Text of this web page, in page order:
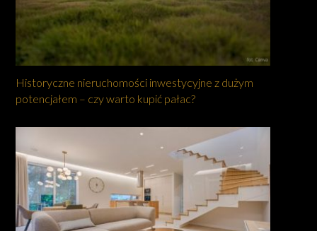
Historyczne nieruchomości inwestycyjne z dużym
potencjałem – czy warto kupić pałac?